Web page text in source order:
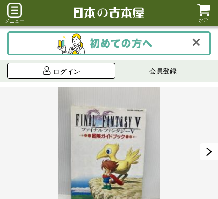
メニュー かご
ログイン 会員登録